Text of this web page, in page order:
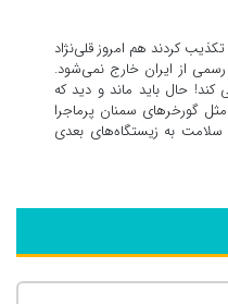
کردند هم امروز قلی‌نژاد
از ایران خارج نمی‌شود.
حال باید ماند و دید که
گورخرهای سمنان پرماجرا
سلامت به زیستگاه‌های بعدی